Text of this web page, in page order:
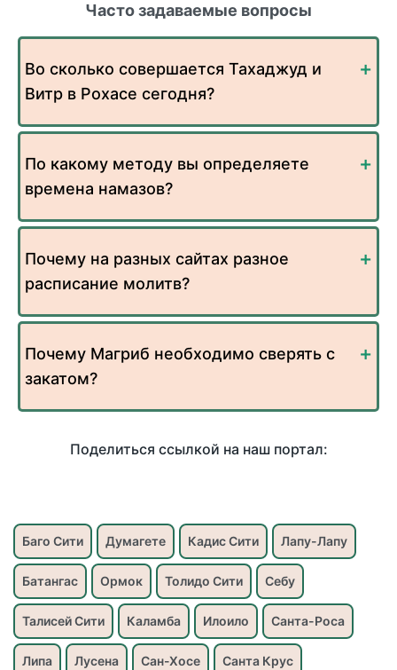
Часто задаваемые вопросы
Во сколько совершается Тахаджуд и
Витр в Рохасе сегодня?
По какому методу вы определяете
времена намазов?
Почему на разных сайтах разное
расписание молитв?
Почему Магриб необходимо сверять с
закатом?
Поделиться ссылкой на наш портал:
Баго Сити Думагете Кадис Сити Лапу-Лапу
Батангас Ормок Толидо Сити Себу
Талисей Сити Каламба Илоило Санта-Роса
Липа Лусена Сан-Хосе Санта Крус